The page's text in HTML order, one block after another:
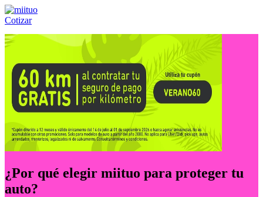
Cotizar
Llámanos al:(55) 84-21-05-00 ó
¿Por qué elegir miituo para proteger tu
auto?